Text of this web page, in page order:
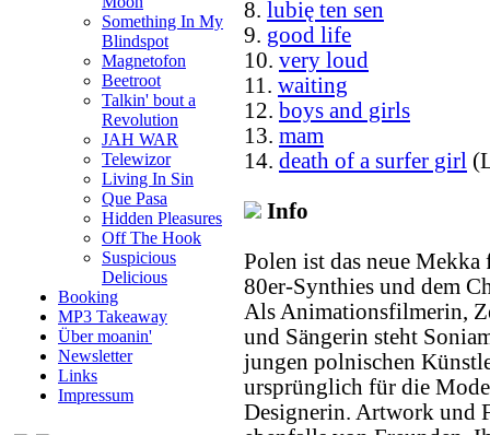
Something In My
Blindspot
Magnetofon
Beetroot
Talkin' bout a
Revolution
JAH WAR
Telewizor
Living In Sin
Que Pasa
Hidden Pleasures
Off The Hook
Suspicious
Delicious
Booking
MP3 Takeaway
Über moanin'
Newsletter
Links
Impressum
8. lubię ten sen
9. good life
10. very loud
11. waiting
12. boys and girls
13. mam
14. death of a surfer girl
Info
Polen ist das neue
80er-Synthies und dem
Als Animationsfilmerin,
und Sängerin steht
jungen polnischen
ursprünglich für die
Designerin. Artwork und